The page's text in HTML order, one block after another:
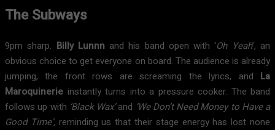
The Subways
9pm sharp. Billy Lunnn and his band open with ‘Oh Yeah’, an
obvious choice to get everyone on board. The audience is already
jumping, the front rows are screaming the lyrics, and La
Maroquinerie instantly turns into a pressure cooker. The band
follows up with ‘Black Wax’and ‘We Don’t Need Money to Have a
Good Time’,reminding us that their stage energy has lost none